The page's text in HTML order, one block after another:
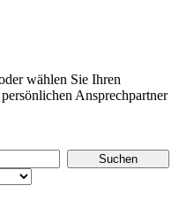
wählen Sie Ihren
Ansprechpartner